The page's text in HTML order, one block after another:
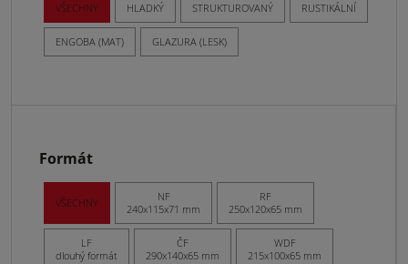
VŠECHNY HLADKÝ STRUKTUROVANÝ RUSTIKÁLNÍ
ENGOBA (MAT) GLAZURA (LESK)
Formát
VŠECHNY
NF
240x115x71 mm
RF
250x120x65 mm
LF
dlouhý formát
ČF
290x140x65 mm
WDF
215x100x65 mm